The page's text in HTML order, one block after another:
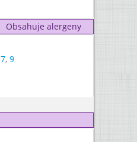
Obsahuje alergeny
7, 9